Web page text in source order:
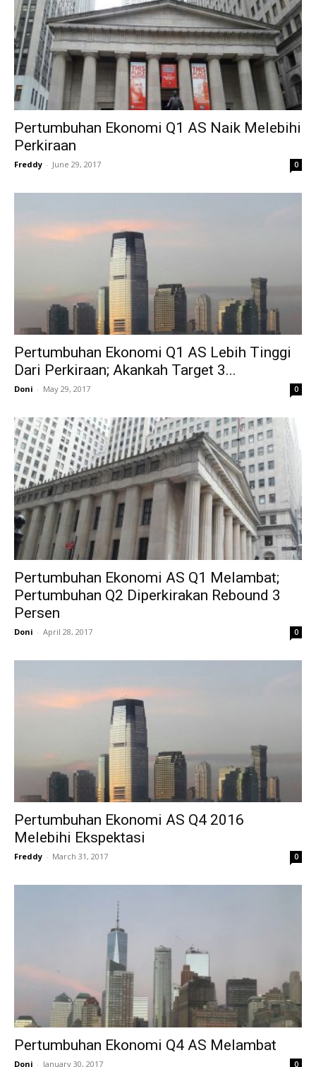
Pertumbuhan Ekonomi Q1 AS Naik Melebihi
Perkiraan
Freddy - June 29, 2017 0
Pertumbuhan Ekonomi Q1 AS Lebih Tinggi
Dari Perkiraan; Akankah Target 3...
Doni - May 29, 2017 0
Pertumbuhan Ekonomi AS Q1 Melambat;
Pertumbuhan Q2 Diperkirakan Rebound 3
Persen
Doni - April 28, 2017 0
Pertumbuhan Ekonomi AS Q4 2016
Melebihi Ekspektasi
Freddy - March 31, 2017 0
Pertumbuhan Ekonomi Q4 AS Melambat
Doni - January 30, 2017 0